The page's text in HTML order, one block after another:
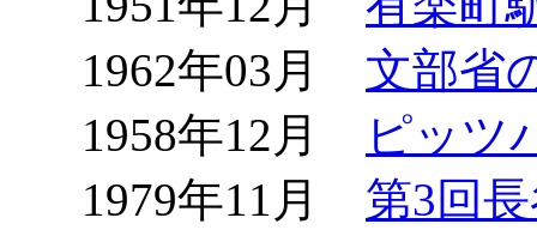
1962年03月 文部省
1958年12月
ピッツ
1979年11月 第3回